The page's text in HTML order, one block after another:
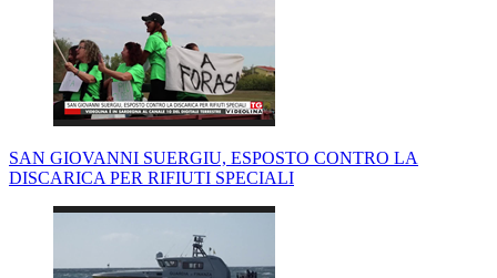
SAN GIOVANNI SUERGIU, ESPOSTO CONTRO LA
DISCARICA PER RIFIUTI SPECIALI